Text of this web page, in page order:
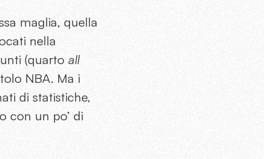
maglia, quella
nella
(quarto all
NBA. Ma i
di statistiche,
con un po’ di